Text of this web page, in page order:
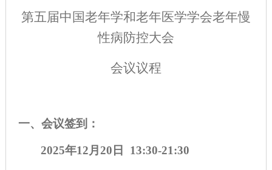
第五届中国老年学和老年医学学会老年慢
性病防控大会
会议议程
一、 会议签到：
2025年12月20日 13:30-21:30